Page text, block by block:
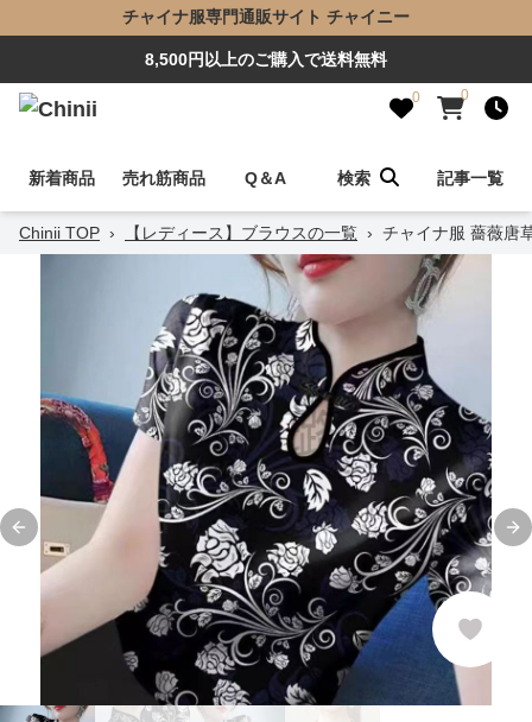
チャイナ服専門通販サイト チャイニー
8,500円以上のご購入で送料無料
0 0
新着商品 売れ筋商品 Q＆A 検索 記事一覧
Chinii TOP › 【レディース】ブラウスの一覧 › チャイナ服 薔薇唐
Previous slide